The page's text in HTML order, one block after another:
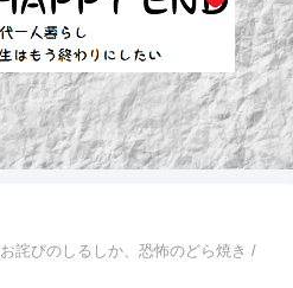
お詫びのしるしか、恐怖のどら焼き /